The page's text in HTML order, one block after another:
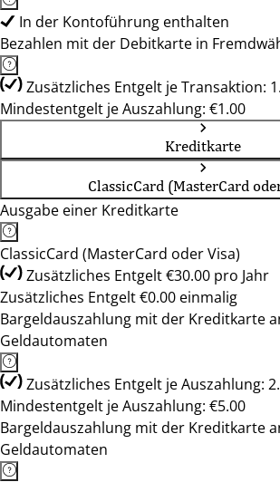
In der Kontoführung enthalten
Bezahlen mit der Debitkarte in
Zusätzliches Entgelt je Transaktion:
Mindestentgelt je Auszahlung: €1.00
Kreditkarte
ClassicCard (MasterCard
Ausgabe einer Kreditkarte
ClassicCard (MasterCard oder Visa)
Zusätzliches Entgelt €30.00 pro Jahr
Zusätzliches Entgelt €0.00 einmalig
Bargeldauszahlung mit der Kreditkarte
Geldautomaten
Zusätzliches Entgelt je Auszahlung:
Mindestentgelt je Auszahlung: €5.00
Bargeldauszahlung mit der Kreditkarte
Geldautomaten